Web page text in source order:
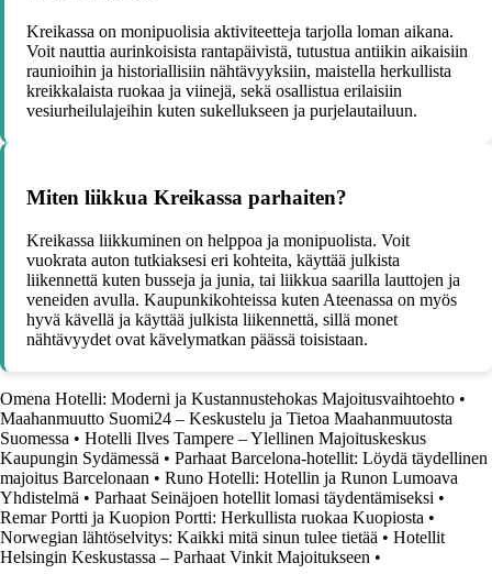
Kreikassa on monipuolisia aktiviteetteja tarjolla loman aikana.
Voit nauttia aurinkoisista rantapäivistä, tutustua antiikin aikaisiin
raunioihin ja historiallisiin nähtävyyksiin, maistella herkullista
kreikkalaista ruokaa ja viinejä, sekä osallistua erilaisiin
vesiurheilulajeihin kuten sukellukseen ja purjelautailuun.
Miten liikkua Kreikassa parhaiten?
Kreikassa liikkuminen on helppoa ja monipuolista. Voit
vuokrata auton tutkiaksesi eri kohteita, käyttää julkista
liikennettä kuten busseja ja junia, tai liikkua saarilla lauttojen ja
veneiden avulla. Kaupunkikohteissa kuten Ateenassa on myös
hyvä kävellä ja käyttää julkista liikennettä, sillä monet
nähtävyydet ovat kävelymatkan päässä toisistaan.
Omena Hotelli: Moderni ja Kustannustehokas Majoitusvaihtoehto •
Maahanmuutto Suomi24 – Keskustelu ja Tietoa Maahanmuutosta
Suomessa • Hotelli Ilves Tampere – Ylellinen Majoituskeskus
Kaupungin Sydämessä • Parhaat Barcelona-hotellit: Löydä täydellinen
majoitus Barcelonaan • Runo Hotelli: Hotellin ja Runon Lumoava
Yhdistelmä • Parhaat Seinäjoen hotellit lomasi täydentämiseksi •
Remar Portti ja Kuopion Portti: Herkullista ruokaa Kuopiosta •
Norwegian lähtöselvitys: Kaikki mitä sinun tulee tietää • Hotellit
Helsingin Keskustassa – Parhaat Vinkit Majoitukseen •